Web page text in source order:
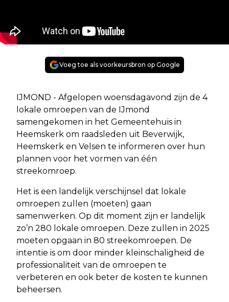
Voeg toe als voorkeursbron op Google
IJMOND - Afgelopen woensdagavond zijn de 4
lokale omroepen van de IJmond
samengekomen in het Gemeentehuis in
Heemskerk om raadsleden uit Beverwijk,
Heemskerk en Velsen te informeren over hun
plannen voor het vormen van één
streekomroep.
Het is een landelijk verschijnsel dat lokale
omroepen zullen (moeten) gaan
samenwerken. Op dit moment zijn er landelijk
zo’n 280 lokale omroepen. Deze zullen in 2025
moeten opgaan in 80 streekomroepen. De
intentie is om door minder kleinschaligheid de
professionaliteit van de omroepen te
verbeteren en ook beter de kosten te kunnen
beheersen.